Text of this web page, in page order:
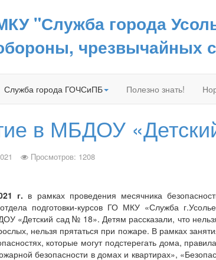
"Служба города
чрезвычайных
Служба города ГОЧСиПБ Полезно знать!
в МБДОУ
Просмотров: 1208
г. в рамках проведения месячника
подготовки-курсов ГО МКУ «Служба
«Детский сад № 18». Детям рассказали, что
нельзя прятаться при пожаре. В рамках
которые могут подстерегать дома,
безопасности в домах и квартирах»,